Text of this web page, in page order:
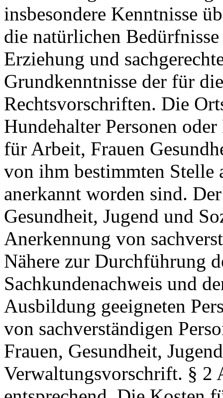
insbesondere Kenntnisse
die natürlichen
Erziehung und
Grundkenntnisse der für
Rechtsvorschriften. Die
Hundehalter Personen
für Arbeit, Frauen
von ihm bestimmten Stelle
anerkannt worden sind.
Gesundheit, Jugend und
Anerkennung von
Nähere zur Durchführung
Sachkundenachweis und
Ausbildung geeigneten
von sachverständigen
Frauen, Gesundheit,
Verwaltungsvorschrift. § 2